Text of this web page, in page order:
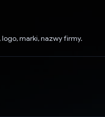
marki, nazwy firmy.